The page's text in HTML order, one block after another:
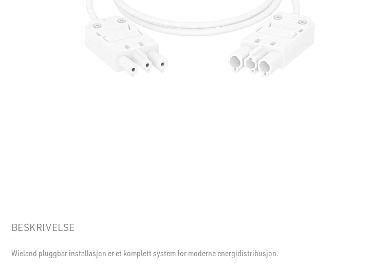
BESKRIVELSE
Wieland pluggbar installasjon er et komplett system for moderne energidistribusjon.